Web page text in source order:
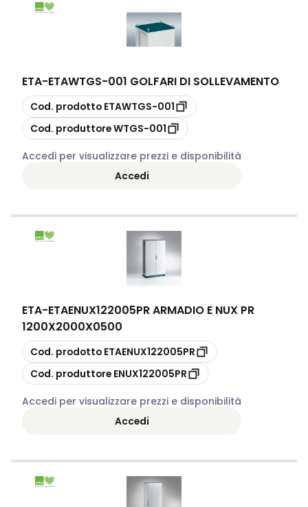
ETA-ETAWTGS-001 GOLFARI DI SOLLEVAMENTO
copia
Cod. prodotto ETAWTGS-001
copia
Cod. produttoreWTGS-001
Accedi per visualizzare prezzi e disponibilità
Accedi
ETA-ETAENUX122005PR ARMADIO E NUX PR
1200X2000X0500
copia
Cod. prodotto ETAENUX122005PR
copia
Cod. produttore ENUX122005PR
Accedi per visualizzare prezzi e disponibilità
Accedi